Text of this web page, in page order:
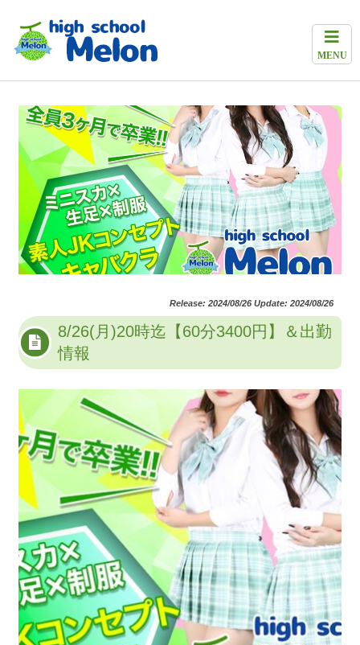
MENU
Release: 2024/08/26 Update: 2024/08/26
8/26(月)20時迄【60分3400円】＆出勤
情報